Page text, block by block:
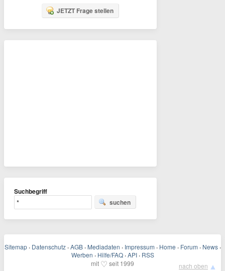
JETZT Frage stellen
Suchbegriff
suchen
Sitemap · Datenschutz · AGB · Mediadaten · Impressum · Home · Forum · News ·
Werben · Hilfe/FAQ · API · RSS
mit ♡ seit 1999 nach oben ▲